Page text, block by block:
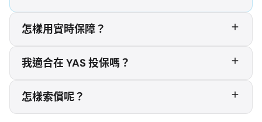
怎樣用實時保障？
我適合在 YAS 投保嗎？
怎樣索償呢？